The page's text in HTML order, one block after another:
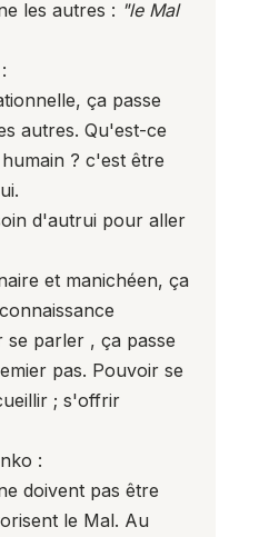
les autres : "le Mal
ça passe
autres. Qu'est-ce
? c'est être
d'autrui pour aller
et manichéen, ça
se parler , ça passe
pas. Pouvoir se
; s'offrir
:
doivent pas être
le Mal. Au